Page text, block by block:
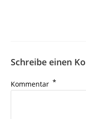
Schreibe einen
Kommentar *